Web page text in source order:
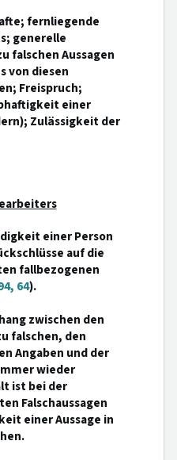
fernliegende
generelle
falschen Aussagen
von diesen
Freispruch;
einer
Zulässigkeit der
einer Person
auf die
fallbezogenen
64).
zwischen den
falschen, den
Angaben und der
wieder
ist bei der
Falschaussagen
einer Aussage in